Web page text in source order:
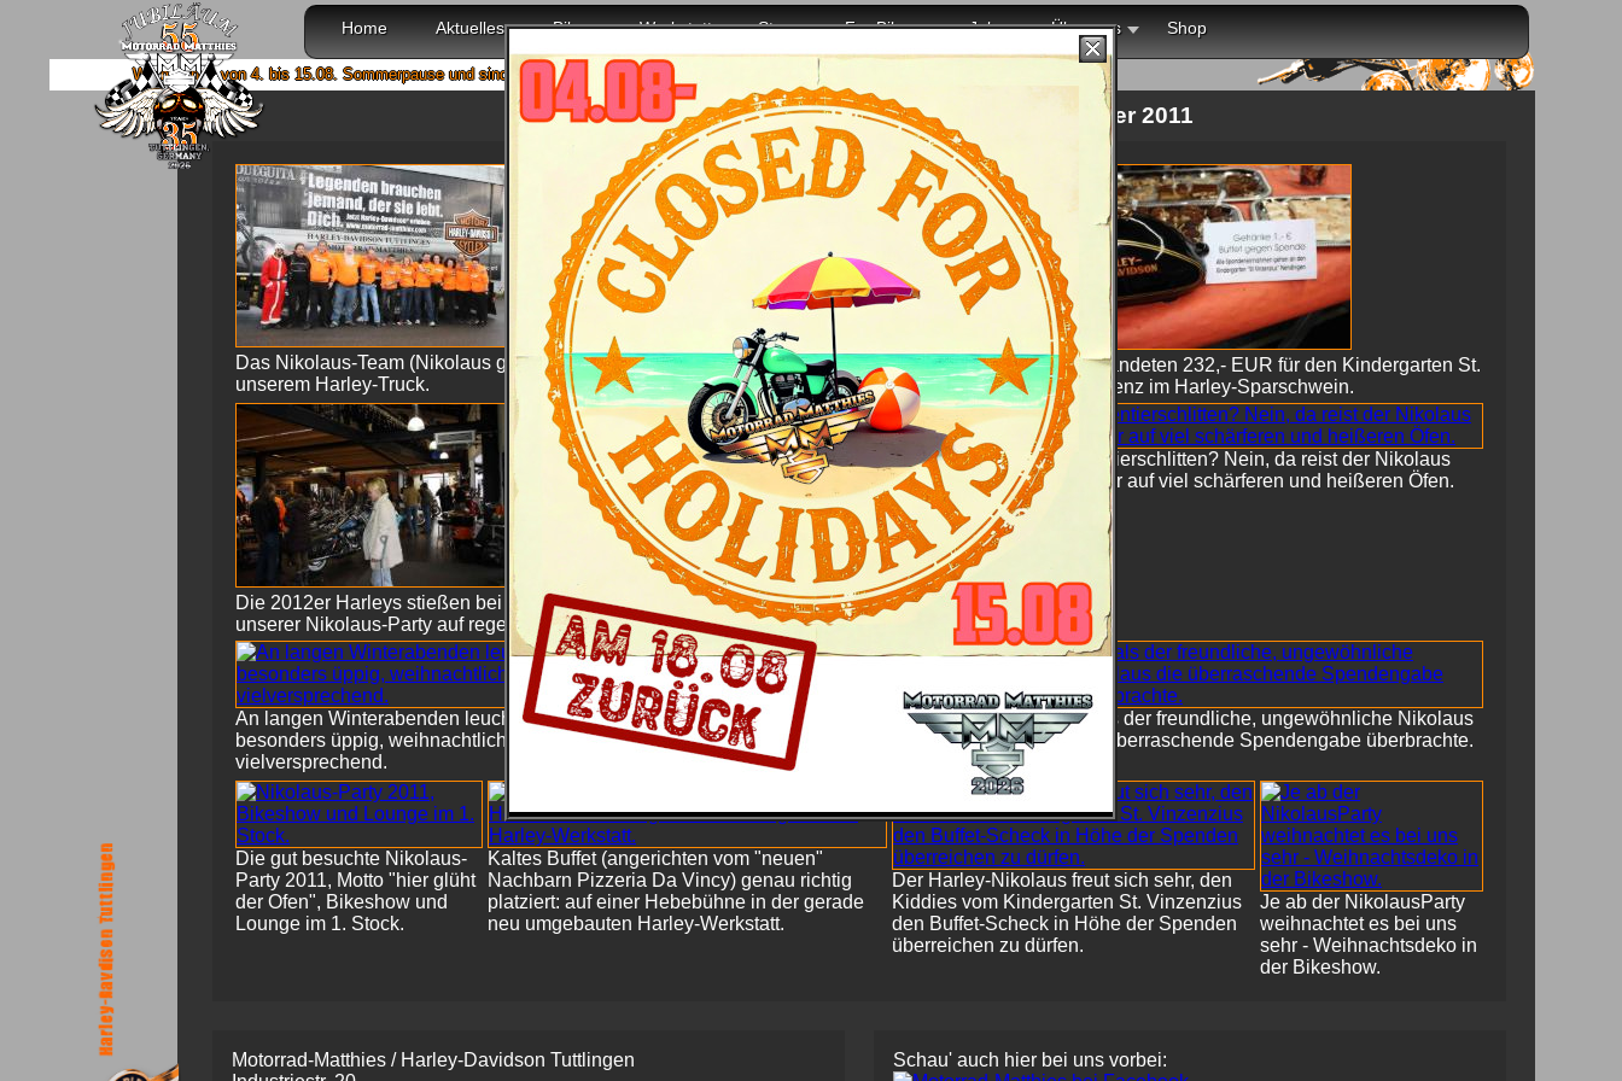
Home Aktuelles Bikes Werkstatt Store For Bikers Jobs Über uns Shop
Wir machen von 4. bis 15.08. Sommerpause und sind ab 18.08. wieder mit voller Power für Euch da!
Bilder vom Open House zu Nikolaus & Party, Dezember 2011
Das Nikolaus-Team (Nikolaus ganz links) vor
unserem Harley-Truck.
Wir spendeten das Buffet - Sie spendeten die
(natürlich freiwillige) Bezahlung für das Buffet.
So landeten 232,- EUR für den Kindergarten St.
Vinzenz im Harley-Sparschwein.
Die 2012er Harleys stießen bei den Gästen
unserer Nikolaus-Party auf reges Interesse.
Der Nikolaus selbst zeigte sich rund um
Harley für einen Nikolaus ungewöhnlich
kompetent.
Rentierschlitten? Nein, da reist der Nikolaus
lieber auf viel schärferen und heißeren Öfen.
An langen Winterabenden leuchtet die Deko
besonders üppig, weihnachtlich und
vielversprechend.
Die Kinder des Kindergartens St. Vinzenzius
in Tuttlingen-Nendingen strahlten, ...
... als der freundliche, ungewöhnliche Nikolaus
die überraschende Spendengabe überbrachte.
Die gut besuchte Nikolaus-
Party 2011, Motto "hier glüht
der Ofen", Bikeshow und
Lounge im 1. Stock.
Kaltes Buffet (angerichten vom "neuen"
Nachbarn Pizzeria Da Vincy) genau richtig
platziert: auf einer Hebebühne in der gerade
neu umgebauten Harley-Werkstatt.
Der Harley-Nikolaus freut sich sehr, den
Kiddies vom Kindergarten St. Vinzenzius
den Buffet-Scheck in Höhe der Spenden
überreichen zu dürfen.
Je ab der NikolausParty
weihnachtet es bei uns
sehr - Weihnachtsdeko in
der Bikeshow.
Motorrad-Matthies / Harley-Davidson Tuttlingen
Schau' auch hier bei uns vorbei: